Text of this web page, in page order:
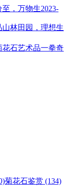
至，万物生2023-
山林田园，理想生
一拳奇
菊花石鉴赏 (134)